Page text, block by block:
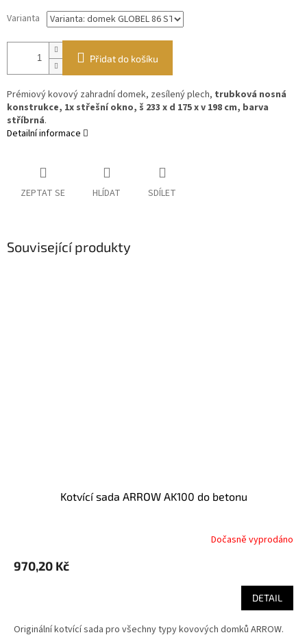
Varianta
Přidat do košíku
Prémiový kovový zahradní domek, zesílený plech, trubková nosná
konstrukce, 1x střešní okno, š 233 x d 175 x v 198 cm, barva
stříbrná.
Detailní informace
ZEPTAT SE HLÍDAT SDÍLET
Související produkty
Kotvící sada ARROW AK100 do betonu
Dočasně vyprodáno
970,20 Kč
DETAIL
Originální kotvící sada pro všechny typy kovových domků ARROW.